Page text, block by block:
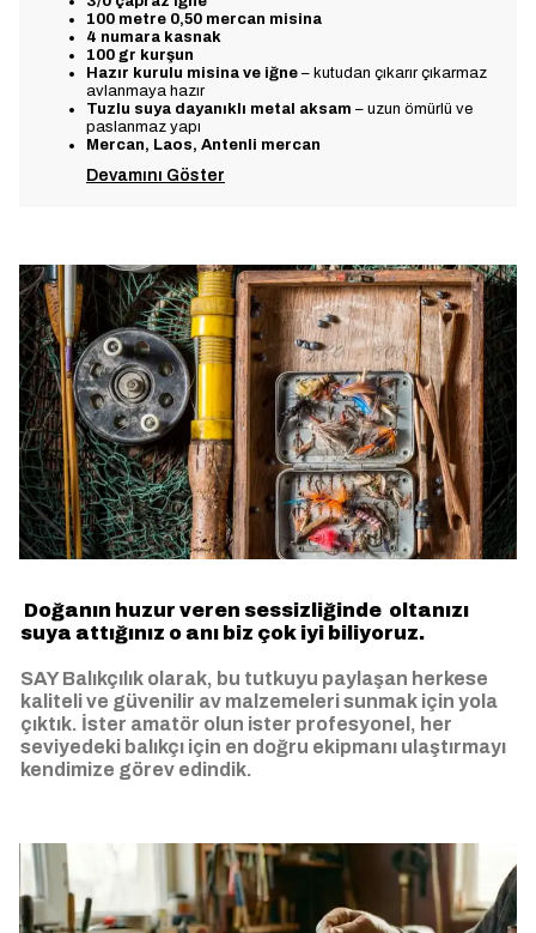
100 metre 0,50 mercan misina
4 numara kasnak
100 gr kurşun
Hazır kurulu misina ve iğne – kutudan çıkarır çıkarmaz
avlanmaya hazır
Tuzlu suya dayanıklı metal aksam – uzun ömürlü ve
paslanmaz yapı
Mercan, Laos, Antenli mercan
Devamını Göster
Doğanın huzur veren sessizliğinde oltanızı
suya attığınız o anı biz çok iyi biliyoruz.
SAY Balıkçılık olarak, bu tutkuyu paylaşan herkese
kaliteli ve güvenilir av malzemeleri sunmak için yola
çıktık. İster amatör olun ister profesyonel, her
seviyedeki balıkçı için en doğru ekipmanı ulaştırmayı
kendimize görev edindik.